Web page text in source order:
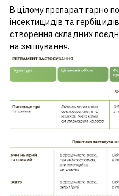
В цілому препарат гарно
інсектицидів та
створення складних
на змішування.